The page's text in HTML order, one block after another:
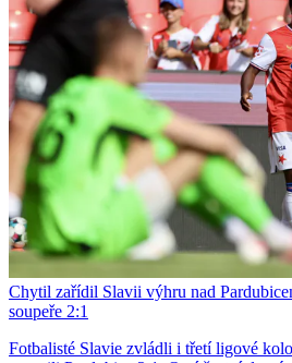
Chytil zařídil Slavii výhru nad
soupeře 2:1
Fotbalisté Slavie zvládli i třetí ligové